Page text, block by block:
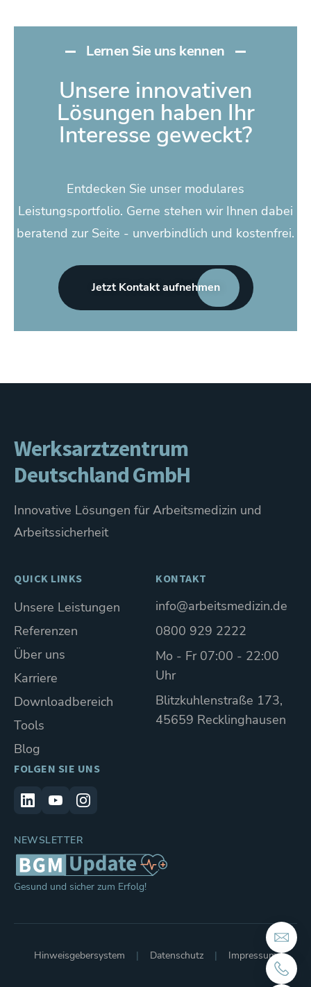
Lernen Sie uns kennen
Unsere innovativen
Lösungen haben Ihr
Interesse geweckt?
Entdecken Sie unser modulares
Leistungsportfolio. Gerne stehen wir Ihnen dabei
beratend zur Seite - unverbindlich und kostenfrei.
Jetzt Kontakt aufnehmen
Werksarztzentrum
Deutschland GmbH
Innovative Lösungen für Arbeitsmedizin und
Arbeitssicherheit
QUICK LINKS
Unsere Leistungen
Referenzen
Über uns
Karriere
Downloadbereich
Tools
Blog
KONTAKT
info@arbeitsmedizin.de
0800 929 2222
Mo - Fr 07:00 - 22:00
Uhr
Blitzkuhlenstraße 173,
45659 Recklinghausen
FOLGEN SIE UNS
NEWSLETTER
Gesund und sicher zum Erfolg!
Hinweisgebersystem Datenschutz Impressum